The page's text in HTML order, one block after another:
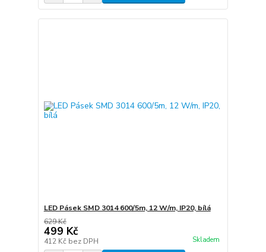
LED Pásek SMD 3014 600/5m, 12 W/m, IP20, bílá
629 Kč
499 Kč
412 Kč bez DPH Skladem